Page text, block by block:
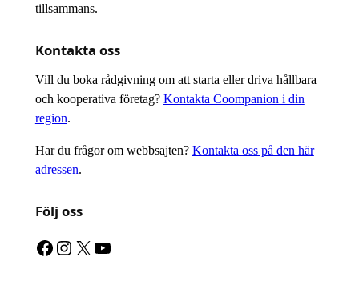
tillsammans.
Kontakta oss
Vill du boka rådgivning om att starta eller driva hållbara
och kooperativa företag? Kontakta Coompanion i din
region.
Har du frågor om webbsajten? Kontakta oss på den här
adressen.
Följ oss
Facebook Instagram X YouTube